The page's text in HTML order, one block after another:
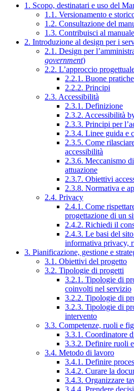
1. Scopo, destinatari e uso del
1.1. Versionamento e
1.2. Consultazione del
1.3. Contribuisci al manuale
2. Introduzione al design per i
2.1. Design per
government)
2.2. L’approccio
2.2.1. Buone pratiche
2.2.2. Principi
2.3. Accessibilità
2.3.1. Definizione
2.3.2. Accessibilità
2.3.3. Principi per
2.3.4. Linee guida e
2.3.5. Come
accessibilità
2.3.6. Meccanismo
attuazione
2.3.7. Obiettivi
2.3.8. Normativa e
2.4. Privacy
2.4.1. Come
progettazione di un
2.4.2. Richiedi il
2.4.3. Le basi del
informativa privacy,
3. Pianificazione, gestione e
3.1. Obiettivi del progetto
3.2. Tipologie di progetti
3.2.1. Tipologie di
coinvolti nel servizio
3.2.2. Tipologie di
3.2.3. Tipologie di
intervento
3.3. Competenze, ruoli e
3.3.1. Coordinatore
3.3.2. Definire ruoli
3.4. Metodo di lavoro
3.4.1. Definire
3.4.2. Curare la
3.4.3. Organizzare
3.4.4. Prendere